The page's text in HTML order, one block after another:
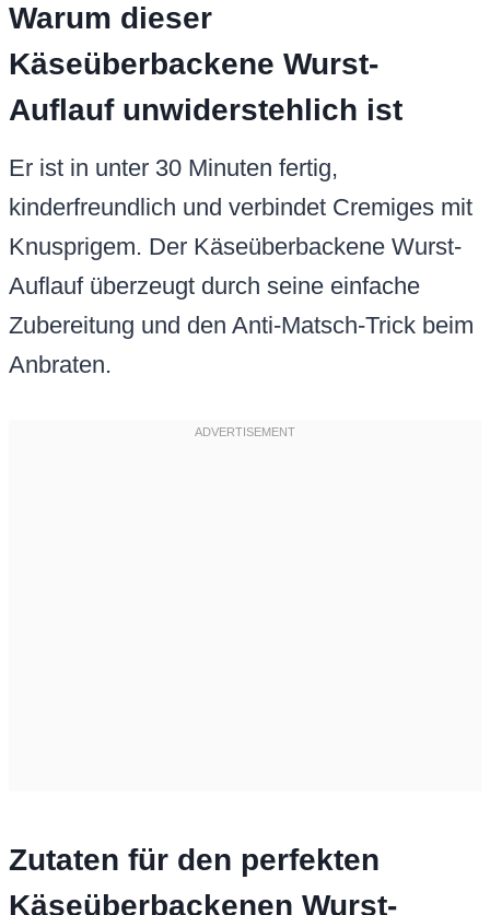
Warum dieser
Käseüberbackene Wurst-
Auflauf unwiderstehlich ist
Er ist in unter 30 Minuten fertig,
kinderfreundlich und verbindet Cremiges mit
Knusprigem. Der Käseüberbackene Wurst-
Auflauf überzeugt durch seine einfache
Zubereitung und den Anti-Matsch-Trick beim
Anbraten.
Zutaten für den perfekten
Käseüberbackenen Wurst-